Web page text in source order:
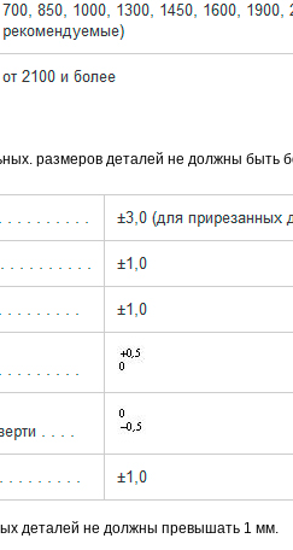
размеров деталей не должны быть
деталей не должны превышать 1 мм.